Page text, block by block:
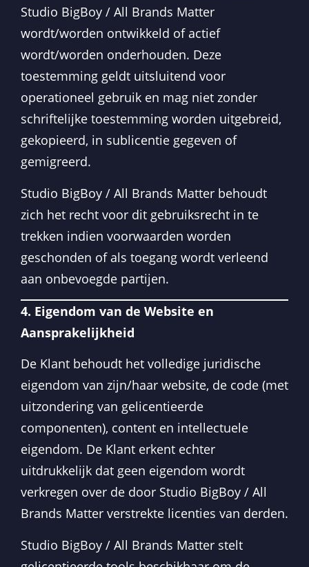
Studio BigBoy / All Brands Matter
wordt/worden ontwikkeld of actief
wordt/worden onderhouden. Deze
toestemming geldt uitsluitend voor
operationeel gebruik en mag niet zonder
schriftelijke toestemming worden uitgebreid,
gekopieerd, in sublicentie gegeven of
gemigreerd.
Studio BigBoy / All Brands Matter behoudt
zich het recht voor dit gebruiksrecht in te
trekken indien voorwaarden worden
geschonden of als toegang wordt verleend
aan onbevoegde partijen.
4. Eigendom van de Website en
Aansprakelijkheid
De Klant behoudt het volledige juridische
eigendom van zijn/haar website, de code (met
uitzondering van gelicentieerde
componenten), content en intellectuele
eigendom. De Klant erkent echter
uitdrukkelijk dat geen eigendom wordt
verkregen over de door Studio BigBoy / All
Brands Matter verstrekte licenties van derden.
Studio BigBoy / All Brands Matter stelt